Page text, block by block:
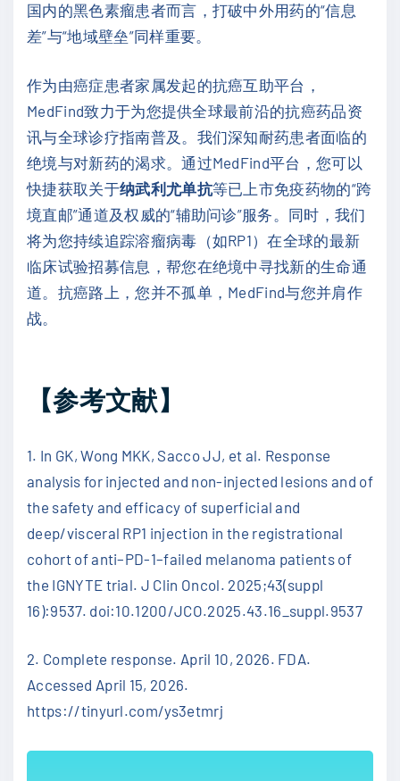
国内的黑色素瘤患者而言，打破中外用药的“信息
差”与“地域壁垒”同样重要。
作为由癌症患者家属发起的抗癌互助平台，
MedFind致力于为您提供全球最前沿的抗癌药品资
讯与全球诊疗指南普及。我们深知耐药患者面临的
绝境与对新药的渴求。通过MedFind平台，您可以
快捷获取关于纳武利尤单抗等已上市免疫药物的“跨
境直邮”通道及权威的“辅助问诊”服务。同时，我们
将为您持续追踪溶瘤病毒（如RP1）在全球的最新
临床试验招募信息，帮您在绝境中寻找新的生命通
道。抗癌路上，您并不孤单，MedFind与您并肩作
战。
【参考文献】
1. In GK, Wong MKK, Sacco JJ, et al. Response
analysis for injected and non-injected lesions and of
the safety and efficacy of superficial and
deep/visceral RP1 injection in the registrational
cohort of anti–PD-1–failed melanoma patients of
the IGNYTE trial. J Clin Oncol. 2025;43(suppl
16):9537. doi:10.1200/JCO.2025.43.16_suppl.9537
2. Complete response. April 10, 2026. FDA.
Accessed April 15, 2026.
https://tinyurl.com/ys3etmrj